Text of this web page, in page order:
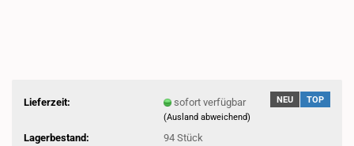
NEU TOP
Lieferzeit: sofort verfügbar
(Ausland abweichend)
Lagerbestand: 94 Stück